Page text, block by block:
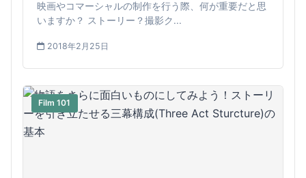
映画やコマーシャルの制作を行う際、何が重要だと思
いますか？ ストーリー？撮影ク...
2018年2月25日
Film 101